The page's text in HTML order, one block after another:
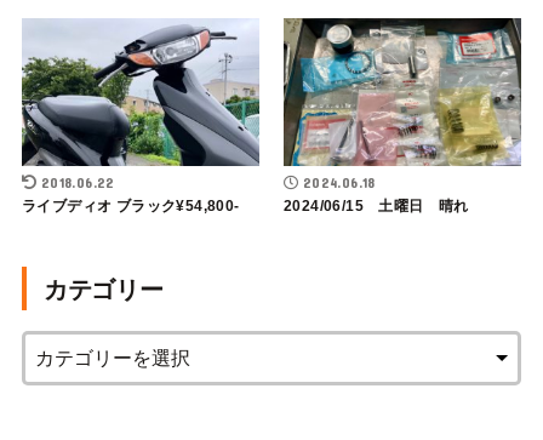
2018.06.22
ライブディオ ブラック¥54,800-
2024.06.18
2024/06/15 土曜日 晴れ
カテゴリー